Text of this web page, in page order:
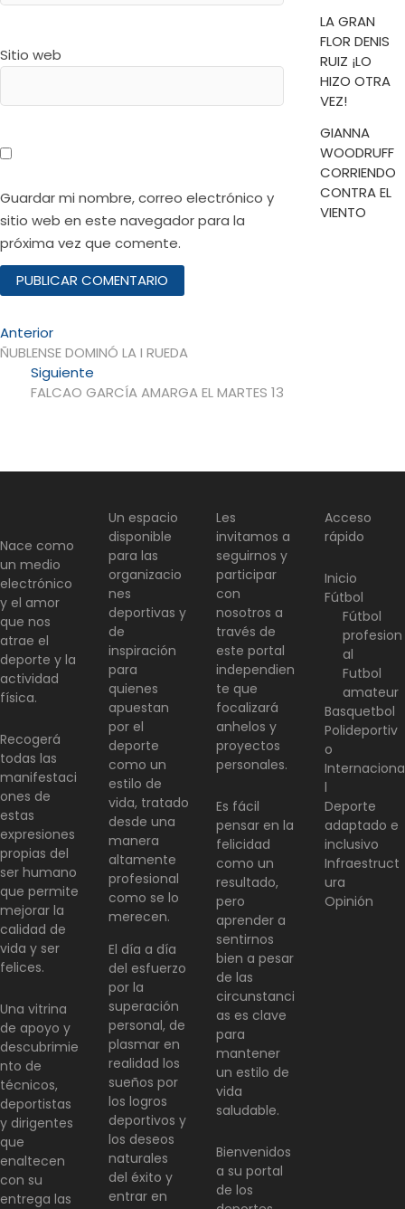
Sitio web
Guardar mi nombre, correo electrónico y
sitio web en este navegador para la
próxima vez que comente.
Navegación
de
entradas
AnteriorEntrada
anterior:
ÑUBLENSE DOMINÓ LA I RUEDA
SiguienteEntrada
siguiente:
FALCAO GARCÍA AMARGA EL MARTES 13
LA GRAN
FLOR DENIS
RUIZ ¡LO
HIZO OTRA
VEZ!
GIANNA
WOODRUFF
CORRIENDO
CONTRA EL
VIENTO
Nace como
un medio
electrónico
y el amor
que nos
atrae el
deporte y la
actividad
física.
Recogerá
todas las
manifestaci
ones de
estas
expresiones
propias del
ser humano
que permite
mejorar la
calidad de
vida y ser
felices.
Una vitrina
de apoyo y
descubrimie
nto de
técnicos,
deportistas
y dirigentes
que
enaltecen
con su
entrega las
Un espacio
disponible
para las
organizacio
nes
deportivas y
de
inspiración
para
quienes
apuestan
por el
deporte
como un
estilo de
vida, tratado
desde una
manera
altamente
profesional
como se lo
merecen.
El día a día
del esfuerzo
por la
superación
personal, de
plasmar en
realidad los
sueños por
los logros
deportivos y
los deseos
naturales
del éxito y
entrar en
Les
invitamos a
seguirnos y
participar
con
nosotros a
través de
este portal
independien
te que
focalizará
anhelos y
proyectos
personales.
Es fácil
pensar en la
felicidad
como un
resultado,
pero
aprender a
sentirnos
bien a pesar
de las
circunstanci
as es clave
para
mantener
un estilo de
vida
saludable.
Bienvenidos
a su portal
de los
Acceso
rápido
Inicio
Fútbol
Fútbol
profesion
al
Futbol
amateur
Basquetbol
Polideportiv
o
Internaciona
l
Deporte
adaptado e
inclusivo
Infraestruct
ura
Opinión